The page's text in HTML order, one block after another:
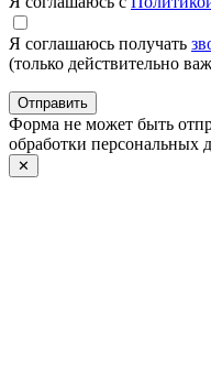
Я соглашаюсь получать
(только действительно
Отправить
Форма не может быть
обработки персональных
✕